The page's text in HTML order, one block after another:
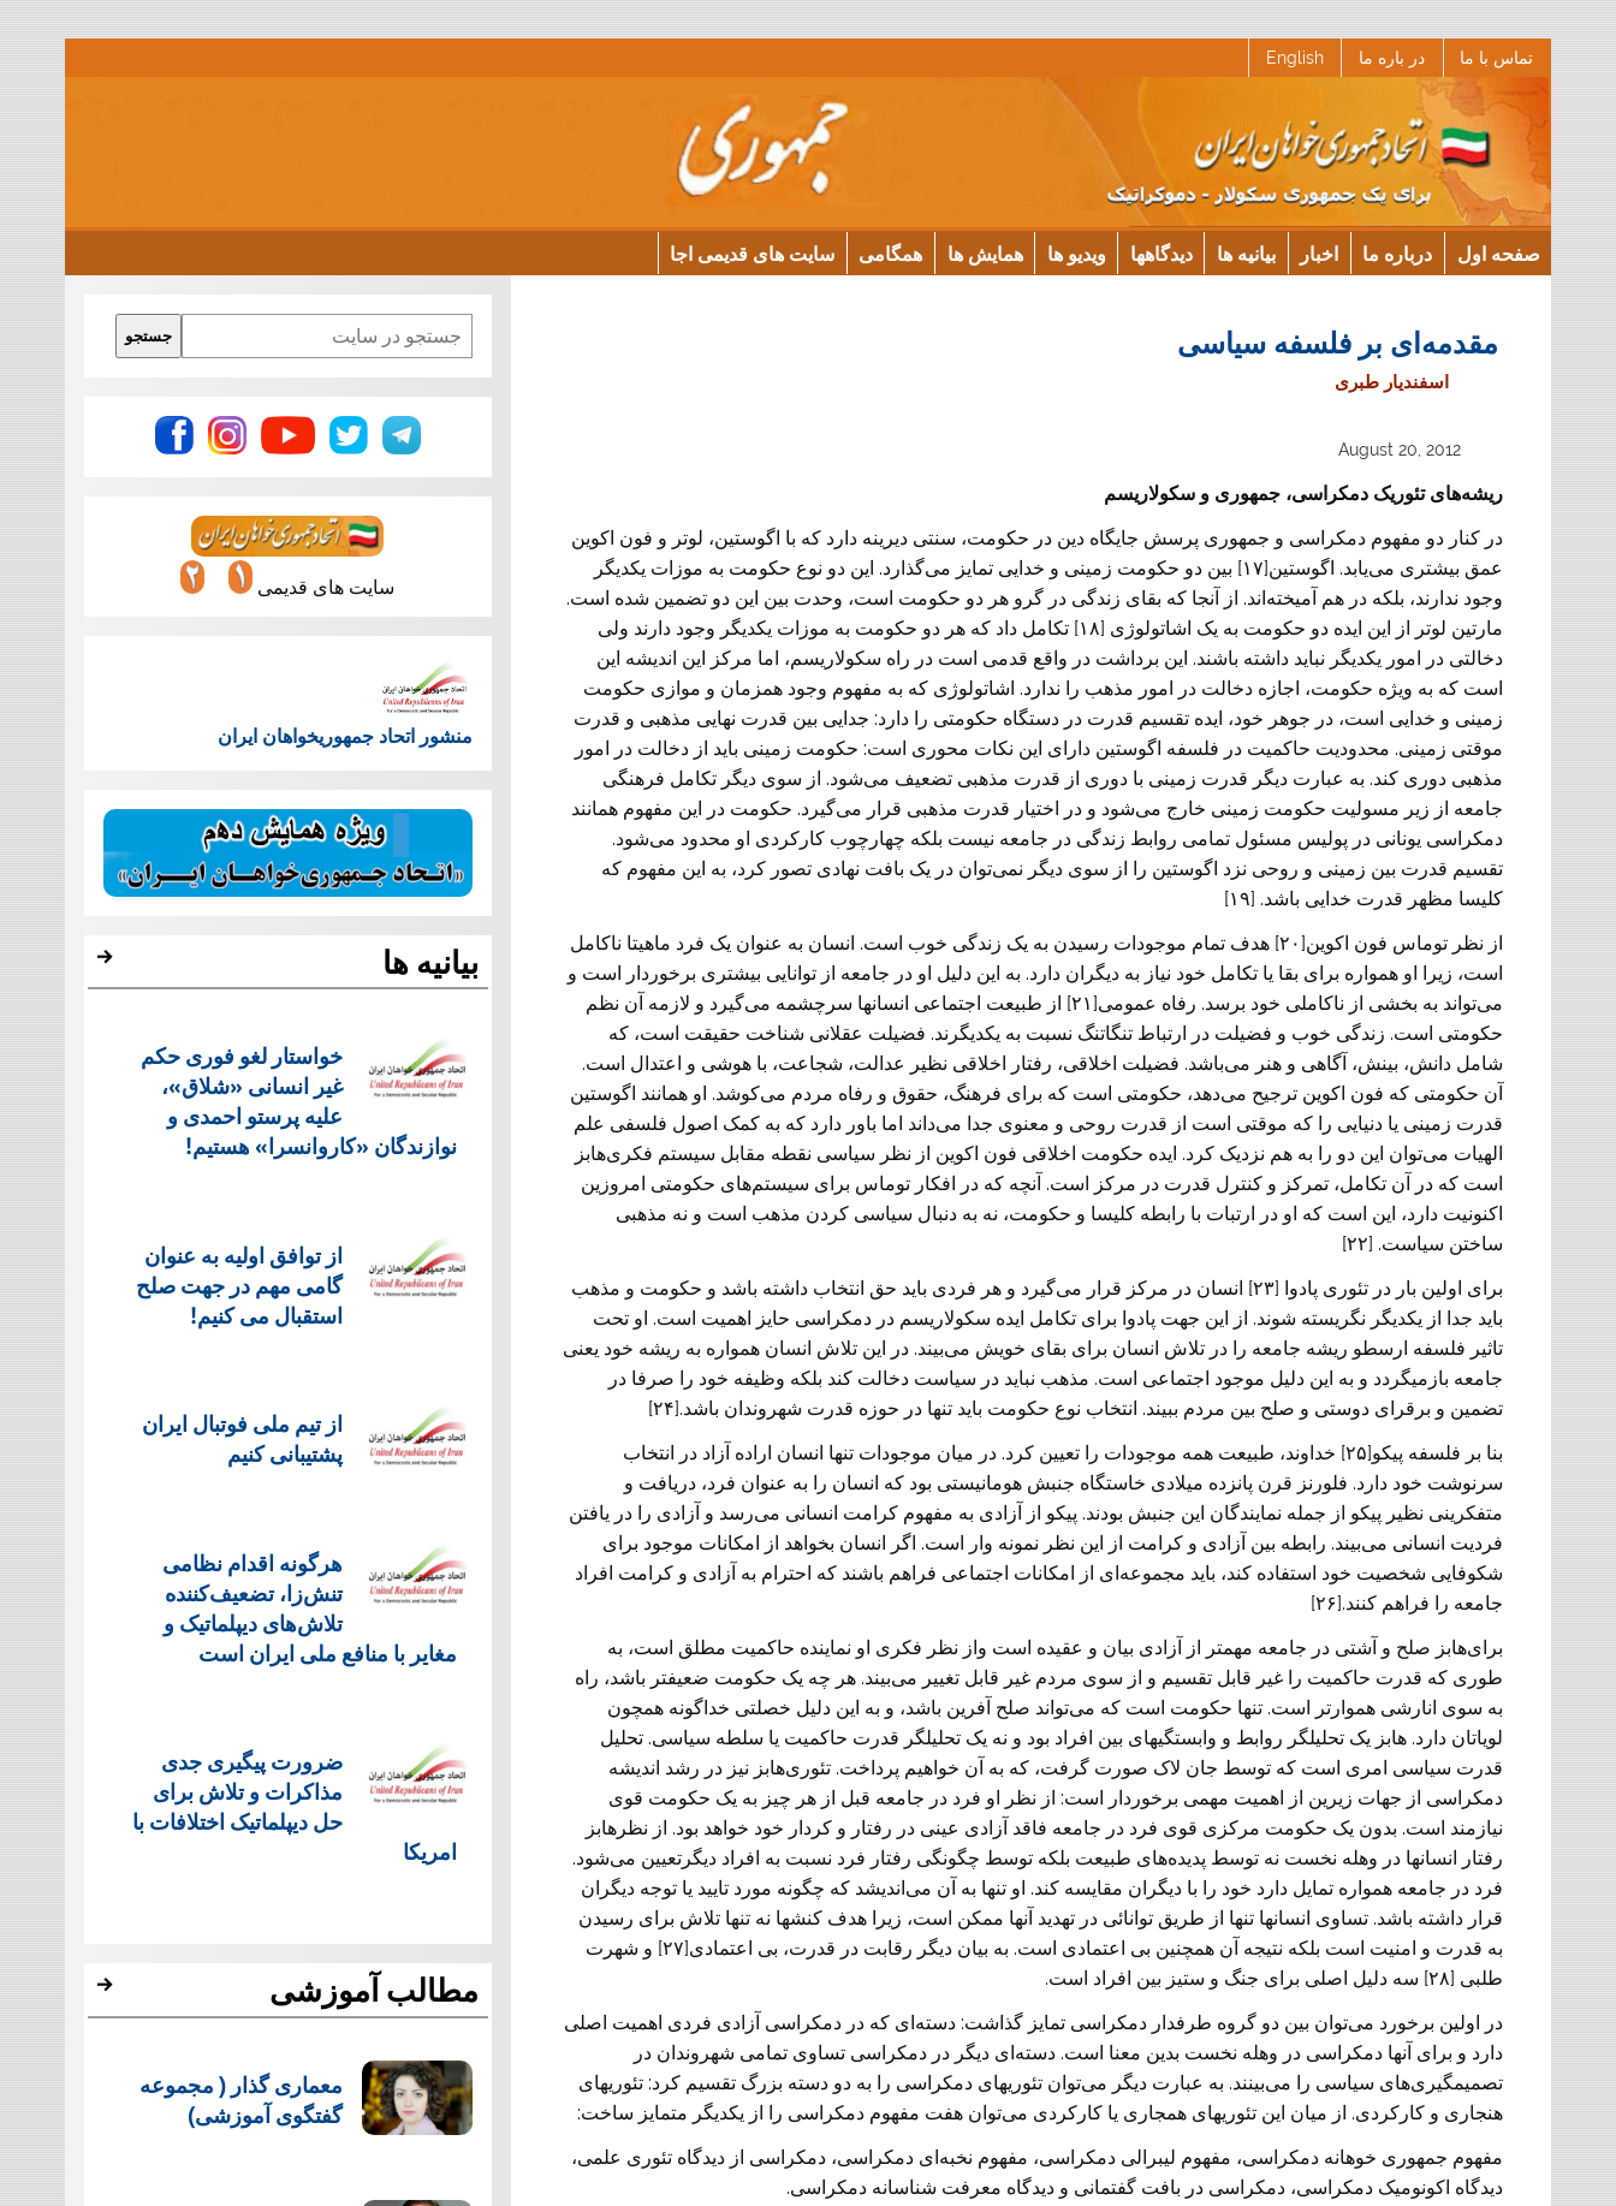
تماس با ما در باره ما English
صفحه اول درباره ما اخبار بیانیه ها دیدگاهها ویدیو ها همایش ها همگامی سایت های قدیمی اجا
مقدمه‌ای بر فلسفه سیاسی
اسفنديار طبری
August 20, 2012
ریشه‌های تئوریک دمکراسی، جمهوری و سکولاریسم
در کنار دو مفهوم دمکراسی و جمهوری پرسش جایگاه دین در حکومت، سنتی دیرینه دارد که با اگوستین، لوتر و فون اکوین
عمق بیشتری می‌یابد. اگوستین[۱۷] بین دو حکومت زمینی و خدایی تمایز می‌گذارد. این دو نوع حکومت به موزات یکدیگر
وجود ندارند، بلکه در هم آمیخته‌اند. از آنجا که بقای زندگی‌ در گرو هر دو حکومت است، وحدت بین این دو تضمین شده است.
مارتین لوتر از این ایده دو حکومت به یک اشاتولوژی [۱۸] تکامل داد که هر دو حکومت به موزات یکدیگر وجود دارند ولی‌
دخالتی در امور یکدیگر نباید داشته باشند. این برداشت در واقع قدمی‌ است در راه سکولاریسم، اما مرکز این اندیشه این
است که به ویژه حکومت، اجازه دخالت در امور مذهب را ندارد. اشاتولوژی که به مفهوم وجود همزمان و موازی حکومت
زمینی‌ و خدایی است، در جوهر خود، ایده تقسیم قدرت در دستگاه حکومتی را دارد: جدایی بین قدرت نهایی مذهبی و قدرت
موقتی زمینی‌. محدودیت حاکمیت در فلسفه اگوستین دارای این نکات محوری است: حکومت زمینی‌ باید از دخالت در امور
مذهبی‌ دوری کند. به عبارت دیگر قدرت زمینی‌ با دوری از قدرت مذهبی تضعیف می‌شود. از سوی دیگر تکامل فرهنگی‌
جامعه از زیر مسولیت حکومت زمینی‌ خارج می‌شود و در اختیار قدرت مذهبی قرار می‌گیرد. حکومت در این مفهوم همانند
دمکراسی یونانی در پولیس مسئول تمامی روابط زندگی‌ در جامعه نیست بلکه چهارچوب کارکردی او محدود می‌شود.
تقسیم قدرت بین زمینی‌ و روحی نزد اگوستین را از سوی دیگر نمی‌‌توان در یک بافت نهادی تصور کرد، به این مفهوم که
کلیسا مظهر قدرت خدایی باشد. [۱۹]
از نظر توماس فون اکوین[۲۰] هدف تمام موجودات رسیدن به یک زندگی‌ خوب است. انسان به عنوان یک فرد ماهیتا ناکامل
است، زیرا او همواره برای بقا یا تکامل خود نیاز به دیگران دارد. به این دلیل او در جامعه از توانایی بیشتری برخوردار است و
می‌تواند به بخشی از ناکاملی خود برسد. رفاه عمومی[۲۱] از طبیعت اجتماعی انسانها سرچشمه می‌گیرد و لازمه آن نظم
حکومتی است. زندگی‌ خوب و فضیلت در ارتباط تنگاتنگ نسبت به یکدیگرند. فضیلت عقلانی شناخت حقیقت است، که
شامل دانش، بینش، آگاهی‌ و هنر می‌باشد. فضیلت اخلاقی‌، رفتار اخلاقی‌ نظیر عدالت، شجاعت، با هوشی و اعتدال است.
آن حکومتی که فون اکوین ترجیح می‌دهد، حکومتی است که برای فرهنگ، حقوق و رفاه مردم می‌کوشد. او همانند اگوستین
قدرت زمینی‌ یا دنیایی را که موقتی است از قدرت روحی و معنوی جدا می‌داند اما باور دارد که به کمک اصول فلسفی‌ علم
الهیات می‌توان این دو را به هم نزدیک کرد. ایده حکومت اخلاقی‌ فون اکوین از نظر سیاسی نقطه مقابل سیستم فکری‌هابز
است که در آن تکامل، تمرکز و کنترل قدرت در مرکز است. آنچه که در افکار توماس برای سیستم‌های حکومتی امروزین
اکنونیت دارد، این است که او در ارتبات با رابطه کلیسا و حکومت، نه به دنبال سیاسی کردن مذهب است و نه مذهبی‌
ساختن سیاست. [۲۲]
برای اولین بار در تئوری پادوا [۲۳] انسان در مرکز قرار می‌گیرد و هر فردی باید حق انتخاب داشته باشد و حکومت و مذهب
باید جدا از یکدیگر نگریسته شوند. از این جهت پادوا برای تکامل ایده سکولاریسم در دمکراسی حایز اهمیت است. او تحت
تاثیر فلسفه ارسطو ریشه جامعه را در تلاش انسان برای بقای خویش می‌بیند. در این تلاش انسان همواره به ریشه خود یعنی‌
جامعه بازمیگردد و به این دلیل موجود اجتماعی است. مذهب نباید در سیاست دخالت کند بلکه وظیفه خود را صرفا در
تضمین و برقرای دوستی و صلح بین مردم ببیند. انتخاب نوع حکومت باید تنها در حوزه قدرت شهروندان باشد.[۲۴]
بنا بر فلسفه پیکو[۲۵] خداوند، طبیعت همه موجودات را تعیین کرد. در میان موجودات تنها انسان اراده آزاد در انتخاب
سرنوشت خود دارد. فلورنز قرن پانزده میلادی خاستگاه جنبش هومانیستی بود که انسان را به عنوان فرد، دریافت و
متفکرینی نظیر پیکو از جمله نمایندگان این جنبش بودند. پیکو از آزادی به مفهوم کرامت انسانی‌ می‌رسد و آزادی را در یافتن
فردیت انسانی می‌بیند. رابطه بین آزادی و کرامت از این نظر نمونه وار است. اگر انسان بخواهد از امکانات موجود برای
شکوفایی شخصیت خود استفاده کند، باید مجموعه‌ای از امکانات اجتماعی فراهم باشند که احترام به آزادی و کرامت افراد
جامعه را فراهم کنند.[۲۶]
برای‌هابز صلح و آشتی در جامعه مهمتر از آزادی بیان و عقیده است واز نظر فکری او نماینده حاکمیت مطلق است، به
طوری که قدرت حاکمیت را غیر قابل تقسیم و از سوی مردم غیر قابل تغییر می‌بیند. هر چه یک حکومت ضعیفتر باشد، راه
به سوی انارشی هموارتر است. تنها حکومت است که می‌تواند صلح آفرین باشد، و به این دلیل خصلتی خداگونه همچون
لویاتان دارد. ‌هابز یک تحلیلگر روابط و وابستگیهای بین افراد بود و نه یک تحلیلگر قدرت حاکمیت یا سلطه سیاسی. تحلیل
قدرت سیاسی امری است که توسط جان لاک صورت گرفت، که به آن خواهیم پرداخت. تئوری‌هابز نیز در رشد اندیشه
دمکراسی از جهات زیرین از اهمیت مهمی برخوردار است: از نظر او فرد در جامعه قبل از هر چیز به یک حکومت قوی
نیازمند است. بدون یک حکومت مرکزی قوی فرد در جامعه فاقد آزادی عینی در رفتار و کردار خود خواهد بود. از نظر‌هابز
رفتار انسانها در وهله نخست نه توسط پدیده‌های طبیعت بلکه توسط چگونگی رفتار فرد نسبت به افراد دیگرتعیین می‌شود.
فرد در جامعه همواره تمایل دارد خود را با دیگران مقایسه کند. او تنها به آن می‌اندیشد که چگونه مورد تایید یا توجه دیگران
قرار داشته باشد. تساوی انسانها تنها از طریق توانائی در تهدید آنها ممکن است، زیرا هدف کنشها نه تنها تلاش برای رسیدن
به قدرت و امنیت است بلکه نتیجه آن همچنین بی‌ اعتمادی است. به بیان دیگر رقابت در قدرت، بی اعتمادی[۲۷] و شهرت
طلبی [۲۸] سه دلیل اصلی‌ برای جنگ و ستیز بین افراد است.
در اولین برخورد می‌توان بین دو گروه طرفدار دمکراسی تمایز گذاشت: دسته‌ای که در دمکراسی آزادی فردی اهمیت اصلی‌
دارد و برای آنها دمکراسی در وهله نخست بدین معنا است. دسته‌ای دیگر در دمکراسی تساوی تمامی شهروندان در
تصمیمگیری‌های سیاسی را می‌بینند. به عبارت دیگر می‌توان تئوریهای دمکراسی را به دو دسته بزرگ تقسیم کرد: تئوریهای
هنجاری و کارکردی. از میان این تئوریهای همجاری یا کارکردی می‌توان هفت مفهوم دمکراسی را از یکدیگر متمایز ساخت:
مفهوم جمهوری خوهانه دمکراسی، مفهوم لیبرالی دمکراسی، مفهوم نخبه‌ای دمکراسی، دمکراسی از دیدگاه تئوری علمی‌،
دیدگاه اکونومیک دمکراسی، دمکراسی در بافت گفتمانی و دیدگاه معرفت شناسانه دمکراسی.
Search
جستجو
سایت های قدیمی
منشور اتحاد جمهوریخواهان ایران
بیانیه ها
خواستار لغو فوری حکم
غیر انسانی «شلاق»،
علیه پرستو احمدی و
نوازندگان «کاروانسرا» هستیم!
از توافق اولیه به عنوان
گامی مهم در جهت صلح
استقبال می کنیم!
از تیم ملی فوتبال ایران
پشتیبانی کنیم
هرگونه اقدام نظامی
تنش‌زا، تضعیف‌کننده
تلاش‌های دیپلماتیک و
مغایر با منافع ملی ایران است
ضرورت پیگیری جدی
مذاکرات و تلاش برای
حل دیپلماتیک اختلافات با
امریکا
مطالب آموزشی
معماری گذار ( مجموعه
گفتگوی آموزشی)